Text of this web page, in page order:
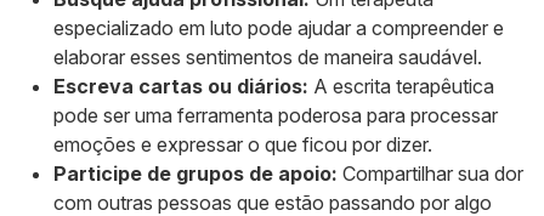
especializado em luto pode ajudar a compreender e
elaborar esses sentimentos de maneira saudável.
Escreva cartas ou diários: A escrita terapêutica
pode ser uma ferramenta poderosa para processar
emoções e expressar o que ficou por dizer.
Participe de grupos de apoio: Compartilhar sua dor
com outras pessoas que estão passando por algo